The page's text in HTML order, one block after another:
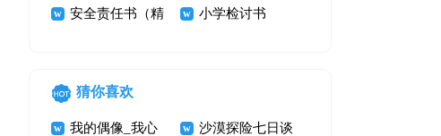
检讨书模板集锦 汇编八篇
安全责任书（精 小学检讨书
猜你喜欢
我的偶像_我心 沙漠探险七日谈